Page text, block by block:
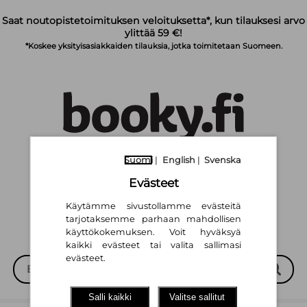
Saat noutopistetoimituksen veloituksetta*, kun tilauksesi arvo
ylittää 59 €!
*Koskee yksityisasiakkaiden tilauksia, jotka toimitetaan Suomeen.
| English | Svenska
Suomi | English | Svenska
Evästeet
Käytämme sivustollamme evästeitä
tarjotaksemme parhaan mahdollisen
käyttökokemuksen. Voit hyväksyä
kaikki evästeet tai valita sallimasi
evästeet.
Salli kaikki Valitse sallitut